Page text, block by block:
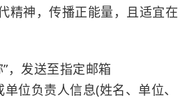
精神，传播正能量，且适宜在
发送至指定邮箱
位负责人信息(姓名、单位、